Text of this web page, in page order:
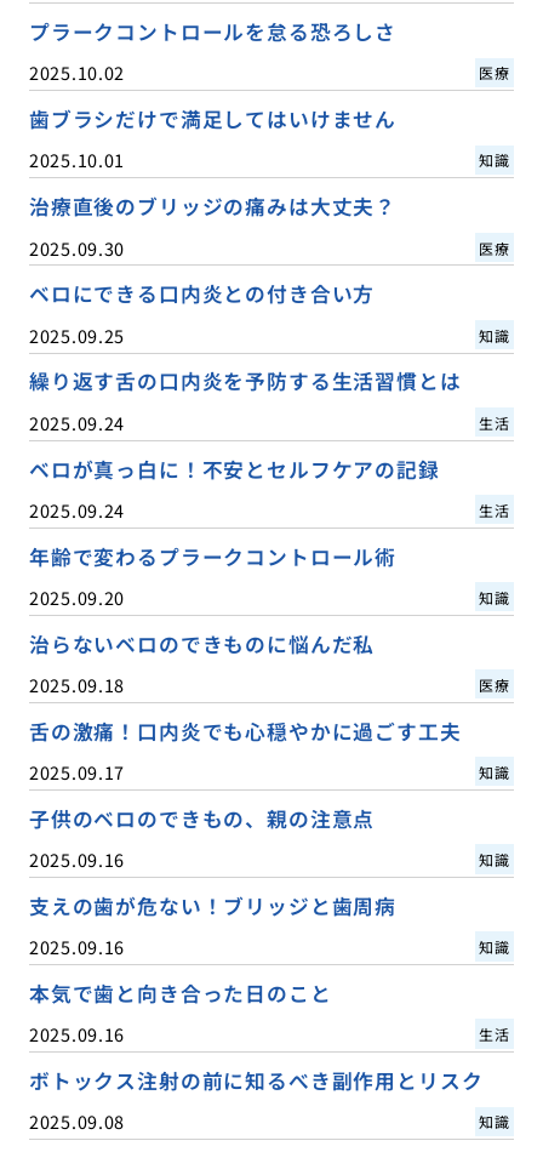
プラークコントロールを怠る恐ろしさ
2025.10.02 医療
歯ブラシだけで満足してはいけません
2025.10.01 知識
治療直後のブリッジの痛みは大丈夫？
2025.09.30 医療
ベロにできる口内炎との付き合い方
2025.09.25 知識
繰り返す舌の口内炎を予防する生活習慣とは
2025.09.24 生活
ベロが真っ白に！不安とセルフケアの記録
2025.09.24 生活
年齢で変わるプラークコントロール術
2025.09.20 知識
治らないベロのできものに悩んだ私
2025.09.18 医療
舌の激痛！口内炎でも心穏やかに過ごす工夫
2025.09.17 知識
子供のベロのできもの、親の注意点
2025.09.16 知識
支えの歯が危ない！ブリッジと歯周病
2025.09.16 知識
本気で歯と向き合った日のこと
2025.09.16 生活
ボトックス注射の前に知るべき副作用とリスク
2025.09.08 知識